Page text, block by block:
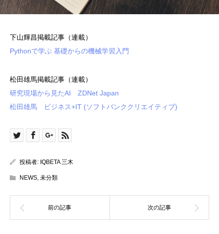
下山輝昌掲載記事（連載）
Pythonで学ぶ 基礎からの機械学習入門
松田雄馬掲載記事（連載）
研究現場から見たAI ZDNet Japan
松田雄馬 ビジネス+IT (ソフトバンククリエイティブ)
投稿者: IQBETA 三木
NEWS, 未分類